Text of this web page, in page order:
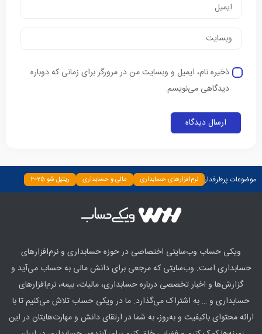
ذخیره نام، ایمیل و وبسایت من در مرورگر برای زمانی که دوباره
دیدگاهی می‌نویسم.
موضوعات پرطرفدار نرم‌افزارهای حسابداری مالی و حسابداری
ریتیل شو 2025
دسته‌بندی نشده
چپ چین بیمه و بانک اخبار ابزارها
ویکی حساب وب‌سایتی اختصاصی در حوزه حسابداری و نرم‌افزارهای
حسابداری است. وب‌سایتی که مرجعی برای دانش مالی به حساب می‌آید و
گزارش‌ها و اخبار تخصصی درباره حسابداری، مالیات، بیمه، نرم‌افزارهای
حسابداری و … به اشتراک می‌گذارد. ما در ویکی حساب تلاش می‌کنیم تا با
ارائه محتوای باکیفیت و به‌روز، به شما در ارتقای دانش و مهارت‌هایتان در این